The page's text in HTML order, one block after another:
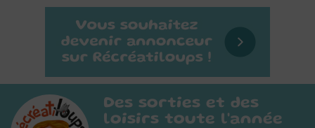
Des sorties et des
loisirs toute l'année